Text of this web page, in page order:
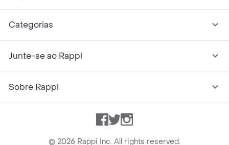
Categorias
Junte-se ao Rappi
Sobre Rappi
Facebook
TwitterInstagram
© 2026 Rappi Inc. All rights reserved.